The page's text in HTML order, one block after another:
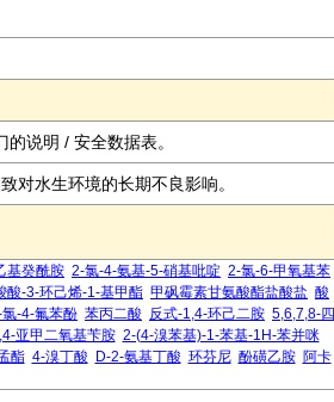
说明 / 安全数据表。
对水生环境的长期不良影响。
基癸酰胺 2-氯-4-氨基-5-硝基吡啶 2-氯-6-甲氧基苯
酸-3-环己烯-1-基甲酯 甲砜霉素甘氨酸酯盐酸盐 酸
-4-氟苯酚 苯丙二酸 反式-1,4-环己二胺 5,6,7,8-四
亚甲二氧基苄胺 2-(4-溴苯基)-1-苯基-1H-苯并咪
酯 4-溴丁酸 D-2-氨基丁酸 环芬尼 酚磺乙胺 阿卡